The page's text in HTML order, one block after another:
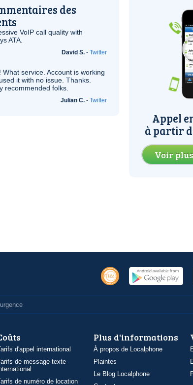
des
VoIP call quality with
ATA
David S. - Twitter
What service. Account is working
it with no issue. Thanks.
recommended folks.
Julian C. - Twitter
Appel
à partir
Voir
d'appel international
de message texte
de numéro de location
Plus d'informations
À propos de Localphone
Plaintes
Le Blog Localphone